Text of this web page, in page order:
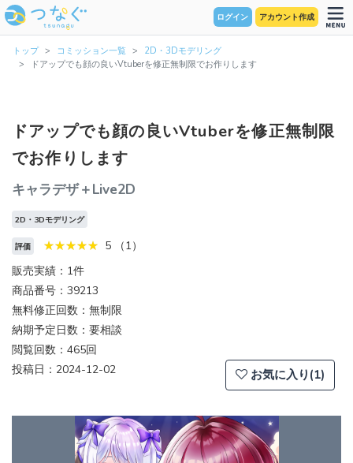
ログイン アカウント作成
トップ コミッション一覧
2D・3Dモデリング
ドアップでも顔の良いVtuberを修正無制限でお作りします
ドアップでも顔の良いVtuberを修正無制限
でお作りします
キャラデザ＋Live2D
2D・3Dモデリング
評価
5 （1）
販売実績：1件
商品番号：39213
無料修正回数：無制限
納期予定日数：要相談
閲覧回数：465回
投稿日：2024-12-02
お気に入り(1)